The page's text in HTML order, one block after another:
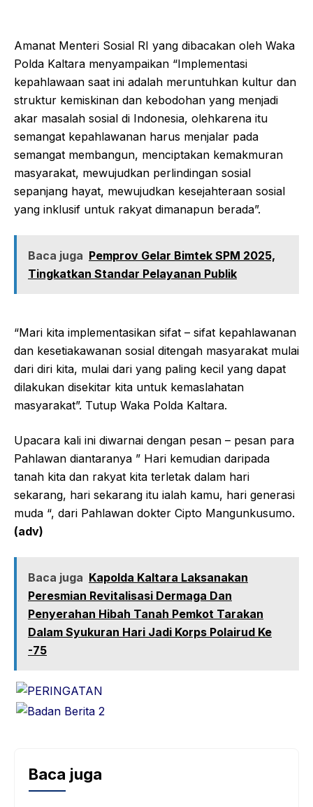
Amanat Menteri Sosial RI yang dibacakan oleh Waka
Polda Kaltara menyampaikan “Implementasi
kepahlawaan saat ini adalah meruntuhkan kultur dan
struktur kemiskinan dan kebodohan yang menjadi
akar masalah sosial di Indonesia, olehkarena itu
semangat kepahlawanan harus menjalar pada
semangat membangun, menciptakan kemakmuran
masyarakat, mewujudkan perlindingan sosial
sepanjang hayat, mewujudkan kesejahteraan sosial
yang inklusif untuk rakyat dimanapun berada”.
Baca juga Pemprov Gelar Bimtek SPM 2025,
Tingkatkan Standar Pelayanan Publik
“Mari kita implementasikan sifat – sifat kepahlawanan
dan kesetiakawanan sosial ditengah masyarakat mulai
dari diri kita, mulai dari yang paling kecil yang dapat
dilakukan disekitar kita untuk kemaslahatan
masyarakat”. Tutup Waka Polda Kaltara.
Upacara kali ini diwarnai dengan pesan – pesan para
Pahlawan diantaranya ” Hari kemudian daripada
tanah kita dan rakyat kita terletak dalam hari
sekarang, hari sekarang itu ialah kamu, hari generasi
muda “, dari Pahlawan dokter Cipto Mangunkusumo.
(adv)
Baca juga Kapolda Kaltara Laksanakan
Peresmian Revitalisasi Dermaga Dan
Penyerahan Hibah Tanah Pemkot Tarakan
Dalam Syukuran Hari Jadi Korps Polairud Ke
-75
Baca juga